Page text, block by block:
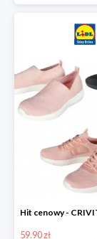
59.90 zł